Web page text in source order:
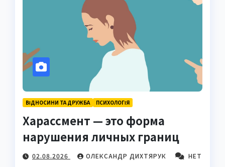
ВІДНОСИНИ ТА ДРУЖБА ПСИХОЛОГІЯ
Харассмент — это форма
нарушения личных границ
02.08.2026 ОЛЕКСАНДР ДИХТЯРУК
НЕТ